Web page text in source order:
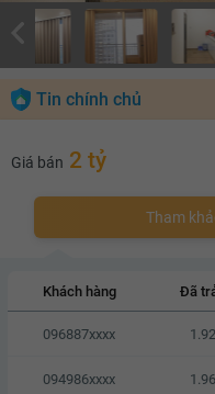
Tin chính chủ
Giá bán 2 tỷ
Tham
Khách hàng Đã
096887xxxx
094986xxxx